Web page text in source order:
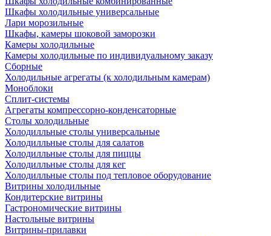
Шкафы холодильные универсальные
Лари морозильные
Шкафы, камеры шоковой заморозки
Камеры холодильные
Камеры холодильные по индивидуальному заказу
Сборные
Холодильные агрегаты (к холодильным камерам)
Моноблоки
Сплит-системы
Агрегаты компрессорно-конденсаторные
Столы холодильные
Холодилльные столы универсальные
Холодилльные столы для салатов
Холодилльные столы для пиццы
Холодилльные столы для кег
Холодилльные столы под тепловое оборудование
Витрины холодильные
Кондитерские витрины
Гастрономические витрины
Настольные витрины
Витрины-прилавки